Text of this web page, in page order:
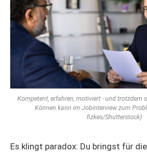
Kompetent, erfahren, motiviert - und trotzdem
Können kann im Jobinterview zum
fizkes/Shutterstock)
Es klingt paradox: Du bringst für